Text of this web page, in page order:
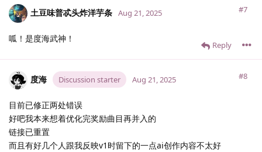
土豆味普忒头炸洋芋条 #7
Aug 21, 2025
呱！是度海武神！
Reply
度海 Discussion starter #8
Aug 21, 2025
目前已修正两处错误
好吧我本来想着优化完奖励曲目再并入的
链接已重置
而且有好几个人跟我反映v1时留下的一点ai创作内容不太好